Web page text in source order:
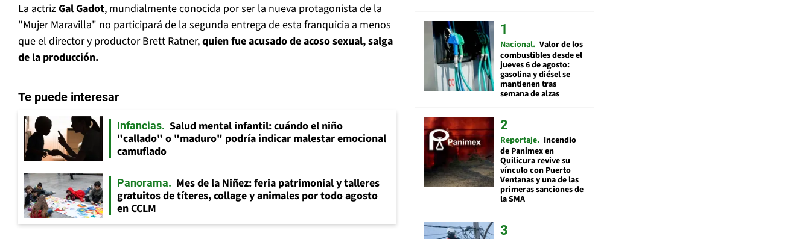
La actrizGal Gadot, mundialmente conocida por ser la nueva protagonista de la
"Mujer Maravilla" no participará de la segunda entrega de esta franquicia a menos
que el director y productor Brett Ratner,quien fue acusado de acoso sexual, salga
de la producción.
Te puede interesar
Infancias
Salud mental infantil: cuándo el niño
"callado" o "maduro" podría indicar malestar emocional
camuflado
Panorama
Mes de la Niñez: feria patrimonial y talleres
gratuitos de títeres, collage y animales por todo agosto
en CCLM
Nacional Valor de los
combustibles desde el
jueves 6 de agosto:
gasolina y diésel se
mantienen tras
semana de alzas
Reportaje Incendio
de Panimex en
Quilicura revive su
vínculo con Puerto
Ventanas y una de las
primeras sanciones de
la SMA